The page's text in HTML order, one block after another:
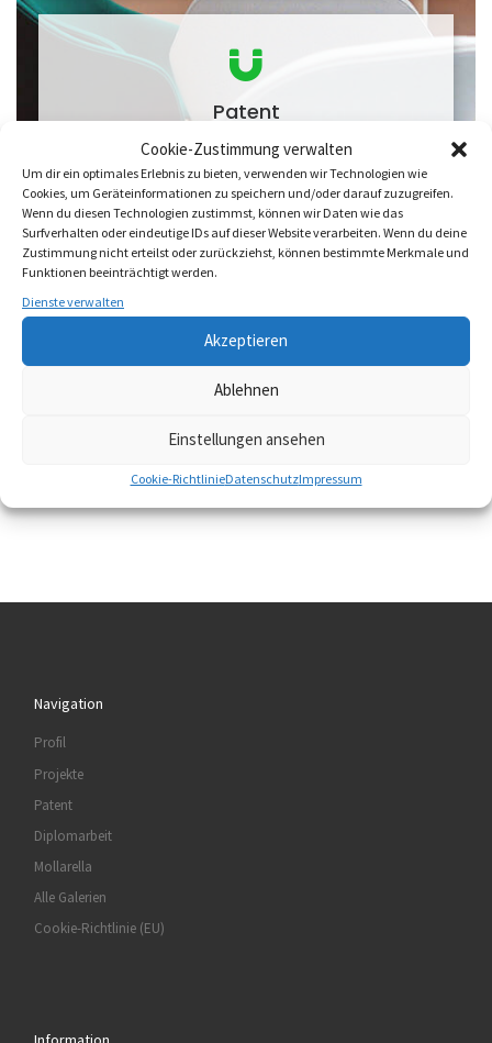
Cookie-Zustimmung verwalten
Um dir ein optimales Erlebnis zu bieten, verwenden wir Technologien wie
Cookies, um Geräteinformationen zu speichern und/oder darauf zuzugreifen.
Wenn du diesen Technologien zustimmst, können wir Daten wie das
Surfverhalten oder eindeutige IDs auf dieser Website verarbeiten. Wenn du deine
Zustimmung nicht erteilst oder zurückziehst, können bestimmte Merkmale und
Funktionen beeinträchtigt werden.
Dienste verwalten
Akzeptieren
Ablehnen
Einstellungen ansehen
Cookie-RichtlinieDatenschutzImpressum
Patent
Verfahren zur Bedienung einer
Steuervorrichtung zur Erregung von
mindestens einer Spule eines permanent
magnetisierbaren Spannfutters und
entsprechende Steuervorrichtung
(EP2175459).
Learn more
Navigation
Profil
Projekte
Patent
Diplomarbeit
Mollarella
Alle Galerien
Cookie-Richtlinie (EU)